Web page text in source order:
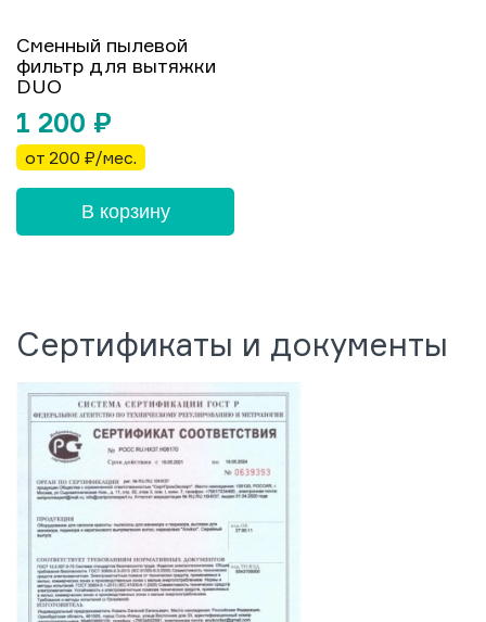
Сменный пылевой
фильтр для вытяжки
DUO
1 200 ₽
от 200 ₽/мес.
В корзину
Сертификаты и документы